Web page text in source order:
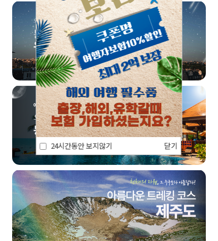
24시간동안 보지않기 닫기